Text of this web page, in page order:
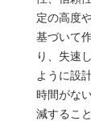
定の高度
基づいて
り、失速
ように設
時間がな
減するこ